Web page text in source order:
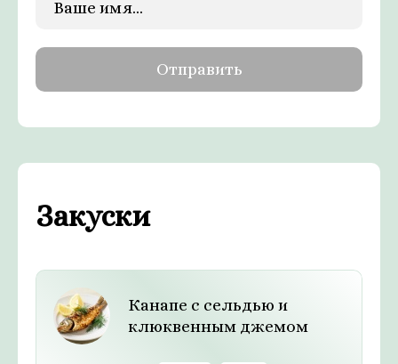
Закуски
Канапе с сельдью и
клюквенным джемом